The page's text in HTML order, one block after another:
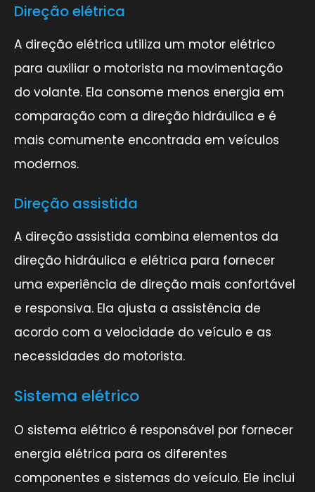
Direção elétrica
A direção elétrica utiliza um motor elétrico
para auxiliar o motorista na movimentação
do volante. Ela consome menos energia em
comparação com a direção hidráulica e é
mais comumente encontrada em veículos
modernos.
Direção assistida
A direção assistida combina elementos da
direção hidráulica e elétrica para fornecer
uma experiência de direção mais confortável
e responsiva. Ela ajusta a assistência de
acordo com a velocidade do veículo e as
necessidades do motorista.
Sistema elétrico
O sistema elétrico é responsável por fornecer
energia elétrica para os diferentes
componentes e sistemas do veículo. Ele inclui